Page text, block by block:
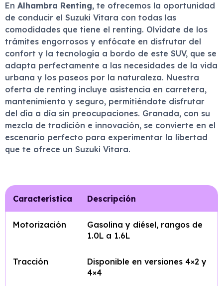
En Alhambra Renting, te ofrecemos la oportunidad
de conducir el Suzuki Vitara con todas las
comodidades que tiene el renting. Olvídate de los
trámites engorrosos y enfócate en disfrutar del
confort y la tecnología a bordo de este SUV, que se
adapta perfectamente a las necesidades de la vida
urbana y los paseos por la naturaleza. Nuestra
oferta de renting incluye asistencia en carretera,
mantenimiento y seguro, permitiéndote disfrutar
del día a día sin preocupaciones. Granada, con su
mezcla de tradición e innovación, se convierte en el
escenario perfecto para experimentar la libertad
que te ofrece un Suzuki Vitara.
Característica Descripción
Motorización
Gasolina y diésel, rangos de
1.0L a 1.6L
Tracción
Disponible en versiones 4×2 y
4×4